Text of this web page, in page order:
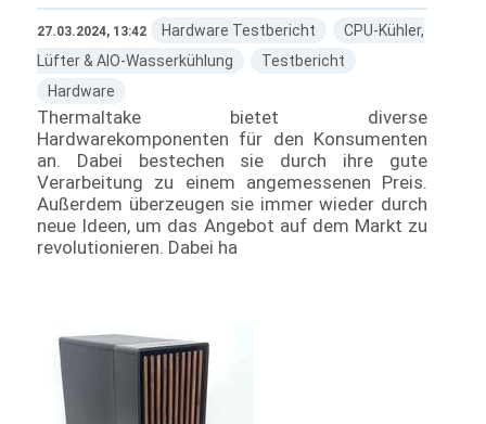
27.03.2024, 13:42 Hardware Testbericht
CPU-Kühler,
Lüfter & AIO-Wasserkühlung
Testbericht
Hardware
Thermaltake bietet diverse
Hardwarekomponenten für den Konsumenten
an. Dabei bestechen sie durch ihre gute
Verarbeitung zu einem angemessenen Preis.
Außerdem überzeugen sie immer wieder durch
neue Ideen, um das Angebot auf dem Markt zu
revolutionieren. Dabei ha